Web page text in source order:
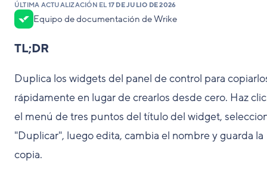
ÚLTIMA ACTUALIZACIÓN EL 17 DE JULIO DE 2026
Equipo de documentación de Wrike
TL;DR
Duplica los widgets del panel de control para
rápidamente en lugar de crearlos desde cero. Haz
el menú de tres puntos del título del widget,
"Duplicar", luego edita, cambia el nombre y guarda la
copia.